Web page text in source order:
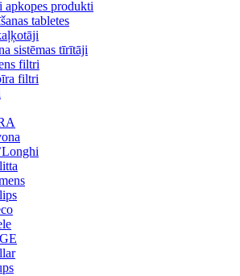
apkopes produkti
tabletes
sistēmas tīrītāji
filtri
filtri